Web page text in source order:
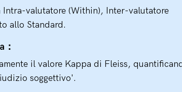
Intra-valutatore (Within), Inter-valutatore
allo Standard.
il valore Kappa di Fleiss,
soggettivo'.